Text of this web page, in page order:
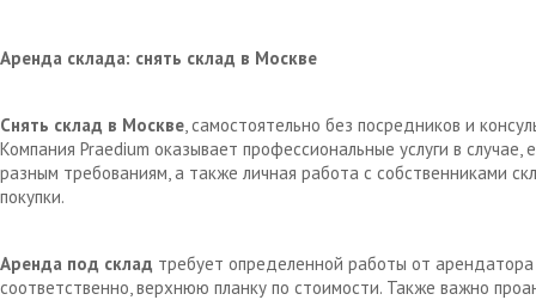
Аренда склада: снять склад в Москве
Снять склад в Москве, самостоятельно без посредников и
Компания Praedium оказывает профессиональные услуги в
разным требованиям, а также личная работа с собственниками
покупки.
Аренда под склад требует определенной работы от
соответственно, верхнюю планку по стоимости. Также важно